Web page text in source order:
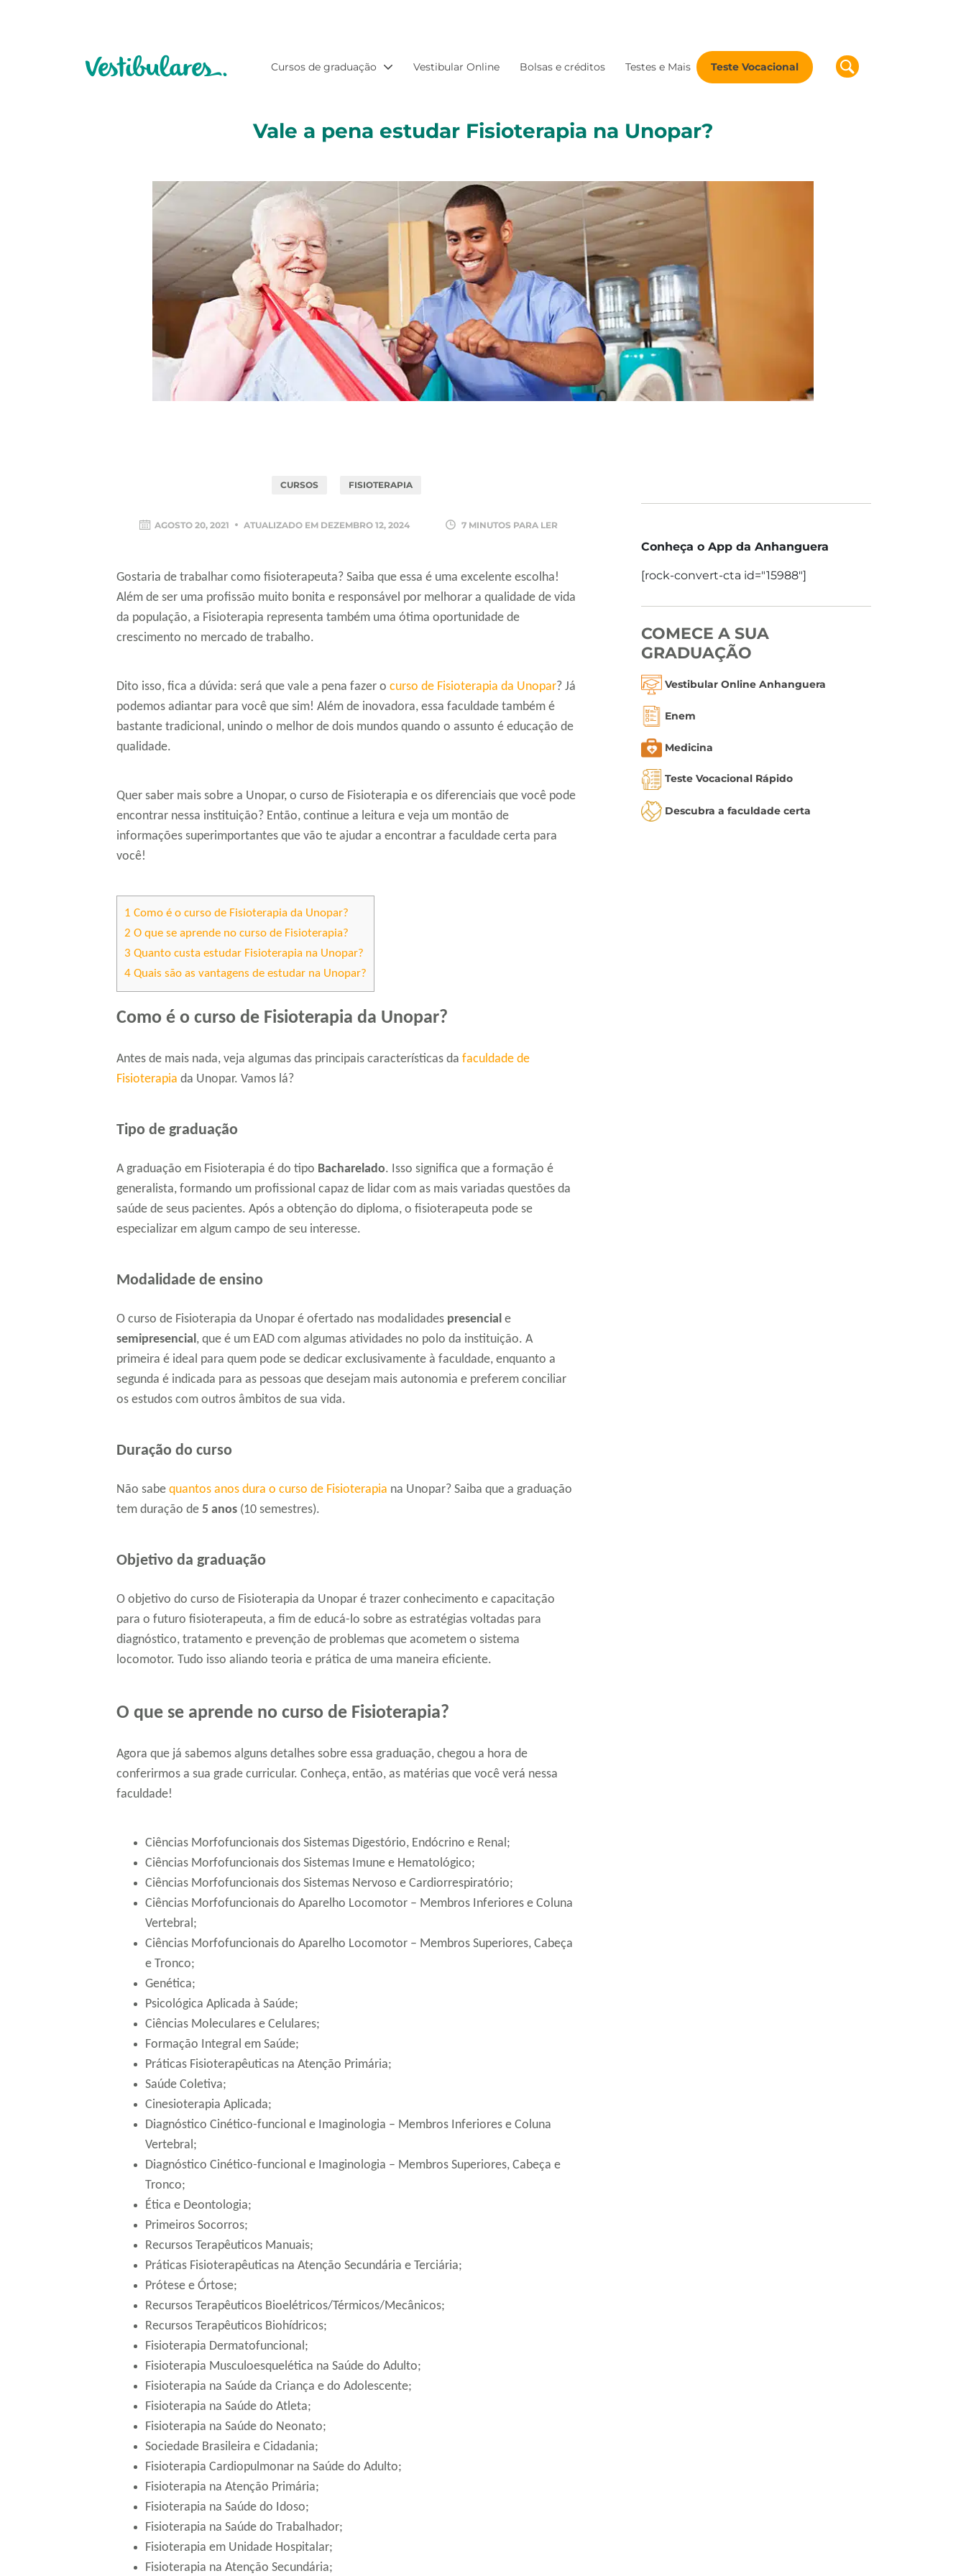
Cursos de graduação Vestibular Online Bolsas e créditos Testes e Mais Teste Vocacional
Vale a pena estudar Fisioterapia na Unopar?
CURSOS FISIOTERAPIA
AGOSTO 20, 2021 ATUALIZADO EM DEZEMBRO 12, 2024 7 MINUTOS PARA LER
Gostaria de trabalhar como fisioterapeuta? Saiba que essa é uma excelente escolha!
Além de ser uma profissão muito bonita e responsável por melhorar a qualidade de vida
da população, a Fisioterapia representa também uma ótima oportunidade de
crescimento no mercado de trabalho.
Dito isso, fica a dúvida: será que vale a pena fazer o curso de Fisioterapia da Unopar? Já
podemos adiantar para você que sim! Além de inovadora, essa faculdade também é
bastante tradicional, unindo o melhor de dois mundos quando o assunto é educação de
qualidade.
Quer saber mais sobre a Unopar, o curso de Fisioterapia e os diferenciais que você pode
encontrar nessa instituição? Então, continue a leitura e veja um montão de
informações superimportantes que vão te ajudar a encontrar a faculdade certa para
você!
1 Como é o curso de Fisioterapia da Unopar?
2 O que se aprende no curso de Fisioterapia?
3 Quanto custa estudar Fisioterapia na Unopar?
4 Quais são as vantagens de estudar na Unopar?
Como é o curso de Fisioterapia da Unopar?
Antes de mais nada, veja algumas das principais características da faculdade de
Fisioterapia da Unopar. Vamos lá?
Tipo de graduação
A graduação em Fisioterapia é do tipo Bacharelado. Isso significa que a formação é
generalista, formando um profissional capaz de lidar com as mais variadas questões da
saúde de seus pacientes. Após a obtenção do diploma, o fisioterapeuta pode se
especializar em algum campo de seu interesse.
Modalidade de ensino
O curso de Fisioterapia da Unopar é ofertado nas modalidades presencial e
semipresencial, que é um EAD com algumas atividades no polo da instituição. A
primeira é ideal para quem pode se dedicar exclusivamente à faculdade, enquanto a
segunda é indicada para as pessoas que desejam mais autonomia e preferem conciliar
os estudos com outros âmbitos de sua vida.
Duração do curso
Não sabe quantos anos dura o curso de Fisioterapia na Unopar? Saiba que a graduação
tem duração de 5 anos (10 semestres).
Objetivo da graduação
O objetivo do curso de Fisioterapia da Unopar é trazer conhecimento e capacitação
para o futuro fisioterapeuta, a fim de educá-lo sobre as estratégias voltadas para
diagnóstico, tratamento e prevenção de problemas que acometem o sistema
locomotor. Tudo isso aliando teoria e prática de uma maneira eficiente.
O que se aprende no curso de Fisioterapia?
Agora que já sabemos alguns detalhes sobre essa graduação, chegou a hora de
conferirmos a sua grade curricular. Conheça, então, as matérias que você verá nessa
faculdade!
Ciências Morfofuncionais dos Sistemas Digestório, Endócrino e Renal;
Ciências Morfofuncionais dos Sistemas Imune e Hematológico;
Ciências Morfofuncionais dos Sistemas Nervoso e Cardiorrespiratório;
Ciências Morfofuncionais do Aparelho Locomotor – Membros Inferiores e Coluna
Vertebral;
Ciências Morfofuncionais do Aparelho Locomotor – Membros Superiores, Cabeça
e Tronco;
Genética;
Psicológica Aplicada à Saúde;
Ciências Moleculares e Celulares;
Formação Integral em Saúde;
Práticas Fisioterapêuticas na Atenção Primária;
Saúde Coletiva;
Cinesioterapia Aplicada;
Diagnóstico Cinético-funcional e Imaginologia – Membros Inferiores e Coluna
Vertebral;
Diagnóstico Cinético-funcional e Imaginologia – Membros Superiores, Cabeça e
Tronco;
Ética e Deontologia;
Primeiros Socorros;
Recursos Terapêuticos Manuais;
Práticas Fisioterapêuticas na Atenção Secundária e Terciária;
Prótese e Órtose;
Recursos Terapêuticos Bioelétricos/Térmicos/Mecânicos;
Recursos Terapêuticos Biohídricos;
Fisioterapia Dermatofuncional;
Fisioterapia Musculoesquelética na Saúde do Adulto;
Fisioterapia na Saúde da Criança e do Adolescente;
Fisioterapia na Saúde do Atleta;
Fisioterapia na Saúde do Neonato;
Sociedade Brasileira e Cidadania;
Fisioterapia Cardiopulmonar na Saúde do Adulto;
Fisioterapia na Atenção Primária;
Fisioterapia na Saúde do Idoso;
Fisioterapia na Saúde do Trabalhador;
Fisioterapia em Unidade Hospitalar;
Fisioterapia na Atenção Secundária;
Conheça o App da Anhanguera
[rock-convert-cta id="15988"]
COMECE A SUA
GRADUAÇÃO
Vestibular Online Anhanguera
Enem
Medicina
Teste Vocacional Rápido
Descubra a faculdade certa